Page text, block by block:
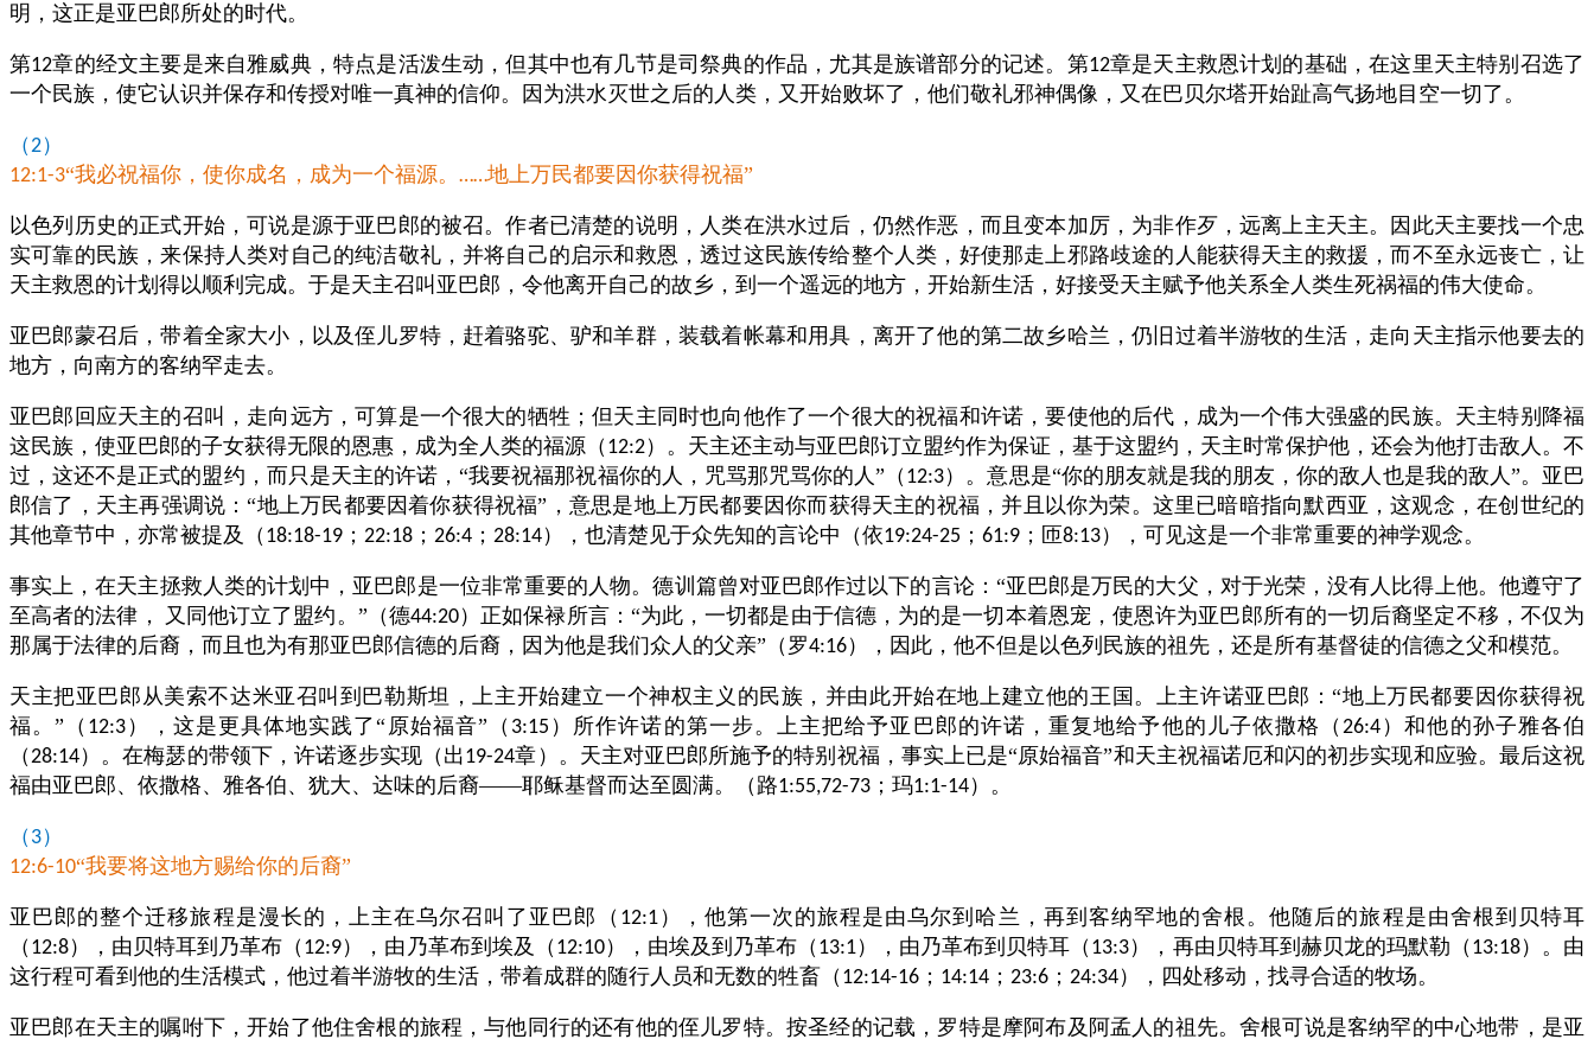
明，这正是亚巴郎所处的时代。
第12章的经文主要是来自雅威典，特点是活泼生动，但其中也有几节是司祭典的作品，尤其是族谱部分的记述。第12章是天主救恩计划的基础，在这里天主特别召选了
一个民族，使它认识并保存和传授对唯一真神的信仰。因为洪水灭世之后的人类，又开始败坏了，他们敬礼邪神偶像，又在巴贝尔塔开始趾高气扬地目空一切了。
（2）
12:1-3“我必祝福你，使你成名，成为一个福源。 ……地上万民都要因你获得祝福”
以色列历史的正式开始，可说是源于亚巴郎的被召。作者已清楚的说明，人类在洪水过后，仍然作恶，而且变本加厉，为非作歹，远离上主天主。因此天主要找一个忠
实可靠的民族，来保持人类对自己的纯洁敬礼，并将自己的启示和救恩，透过这民族传给整个人类，好使那走上邪路歧途的人能获得天主的救援，而不至永远丧亡，让
天主救恩的计划得以顺利完成。于是天主召叫亚巴郎，令他离开自己的故乡，到一个遥远的地方，开始新生活，好接受天主赋予他关系全人类生死祸福的伟大使命。
亚巴郎蒙召后，带着全家大小，以及侄儿罗特，赶着骆驼、驴和羊群，装载着帐幕和用具，离开了他的第二故乡哈兰，仍旧过着半游牧的生活，走向天主指示他要去的
地方，向南方的客纳罕走去。
亚巴郎回应天主的召叫，走向远方，可算是一个很大的牺牲；但天主同时也向他作了一个很大的祝福和许诺，要使他的后代，成为一个伟大强盛的民族。天主特别降福
这民族，使亚巴郎的子女获得无限的恩惠，成为全人类的福源（ 12:2）。天主还主动与亚巴郎订立盟约作为保证，基于这盟约，天主时常保护他，还会为他打击敌人。不
过，这还不是正式的盟约，而只是天主的许诺，“我要祝福那祝福你的人，咒骂那咒骂你的人”（ 12:3）。意思是“你的朋友就是我的朋友，你的敌人也是我的敌人”。亚巴
郎信了，天主再强调说：“地上万民都要因着你获得祝福”，意思是地上万民都要因你而获得天主的祝福，并且以你为荣。这里已暗暗指向默西亚，这观念，在创世纪的
其他章节中，亦常被提及（ 18:18-19 ； 22:18 ； 26:4 ； 28:14），也清楚见于众先知的言论中（依19:24-25 ； 61:9 ；匝8:13），可见这是一个非常重要的神学观念。
事实上，在天主拯救人类的计划中，亚巴郎是一位非常重要的人物。德训篇曾对亚巴郎作过以下的言论：“亚巴郎是万民的大父，对于光荣，没有人比得上他。他遵守了
至高者的法律，
又同他订立了盟约。”（德44:20）正如保禄所言：“为此，一切都是由于信德，为的是一切本着恩宠，使恩许为亚巴郎所有的一切后裔坚定不移，不仅为
那属于法律的后裔，而且也为有那亚巴郎信德的后裔，因为他是我们众人的父亲”（罗4:16），因此，他不但是以色列民族的祖先，还是所有基督徒的信德之父和模范。
天主把亚巴郎从美索不达米亚召叫到巴勒斯坦，上主开始建立一个神权主义的民族，并由此开始在地上建立他的王国。上主许诺亚巴郎：“地上万民都要因你获得祝
福。”（ 12:3 ），这是更具体地实践了“原始福音”（ 3:15 ）所作许诺的第一步。上主把给予亚巴郎的许诺，重复地给予他的儿子依撒格（26:4 ）和他的孙子雅各伯
（28:14）。在梅瑟的带领下，许诺逐步实现（出19-24章）。天主对亚巴郎所施予的特别祝福，事实上已是“原始福音”和天主祝福诺厄和闪的初步实现和应验。最后这祝
福由亚巴郎、依撒格、雅各伯、犹大、达味的后裔——耶稣基督而达至圆满。（路1:55,72-73 ；玛1:1-14）。
（ 3）
12:6-10“我要将这地方赐给你的后裔”
亚巴郎的整个迁移旅程是漫长的，上主在乌尔召叫了亚巴郎（ 12:1），他第一次的旅程是由乌尔到哈兰，再到客纳罕地的舍根。他随后的旅程是由舍根到贝特耳
（ 12:8），由贝特耳到乃革布（ 12:9），由乃革布到埃及（ 12:10），由埃及到乃革布（ 13:1），由乃革布到贝特耳（ 13:3），再由贝特耳到赫贝龙的玛默勒（ 13:18）。由
这行程可看到他的生活模式，他过着半游牧的生活，带着成群的随行人员和无数的牲畜（ 12:14-16 ； 14:14 ； 23:6 ； 24:34），四处移动，找寻合适的牧场。
亚巴郎在天主的嘱咐下，开始了他住舍根的旅程，与他同行的还有他的侄儿罗特。按圣经的记载，罗特是摩阿布及阿孟人的祖先。舍根可说是客纳罕的中心地带，是亚